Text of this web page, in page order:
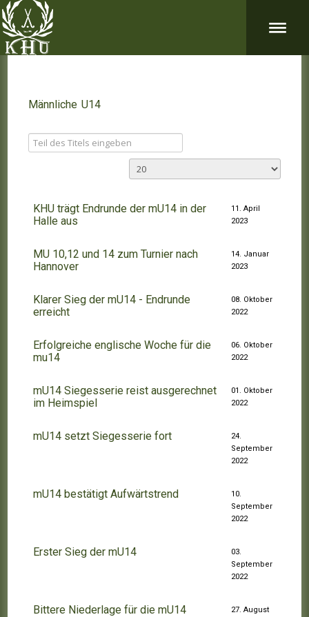
Männliche U14
KHU trägt Endrunde der mU14 in der
Halle aus
11. April
2023
MU 10,12 und 14 zum Turnier nach
Hannover
14. Januar
2023
Klarer Sieg der mU14 - Endrunde
erreicht
08. Oktober
2022
Erfolgreiche englische Woche für die
mu14
06. Oktober
2022
mU14 Siegesserie reist ausgerechnet
im Heimspiel
01. Oktober
2022
mU14 setzt Siegesserie fort
24.
September
2022
mU14 bestätigt Aufwärtstrend
10.
September
2022
Erster Sieg der mU14
03.
September
2022
Bittere Niederlage für die mU14
27. August